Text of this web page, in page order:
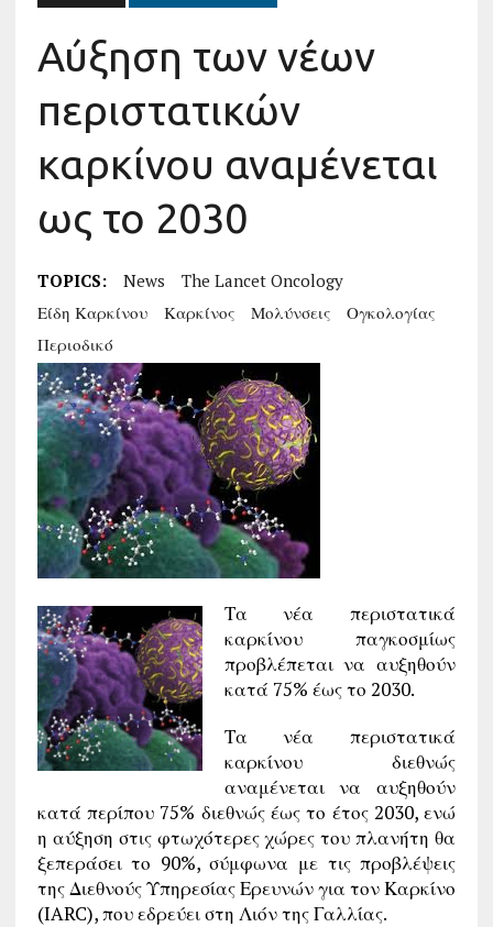
Αύξηση των νέων
περιστατικών
καρκίνου αναμένεται
ως το 2030
TOPICS: News
The Lancet Oncology
Είδη Καρκίνου
Καρκίνος Μολύνσεις
Ογκολογίας
Περιοδικό
Τα νέα περιστατικά
καρκίνου παγκοσμίως
προβλέπεται να αυξηθούν
κατά 75% έως το 2030.
Τα νέα περιστατικά
καρκίνου διεθνώς
αναμένεται να αυξηθούν
κατά περίπου 75% διεθνώς έως το έτος 2030, ενώ
η αύξηση στις φτωχότερες χώρες του πλανήτη θα
ξεπεράσει το 90%, σύμφωνα με τις προβλέψεις
της Διεθνούς Υπηρεσίας Ερευνών για τον Καρκίνο
(IARC), που εδρεύει στη Λιόν της Γαλλίας.